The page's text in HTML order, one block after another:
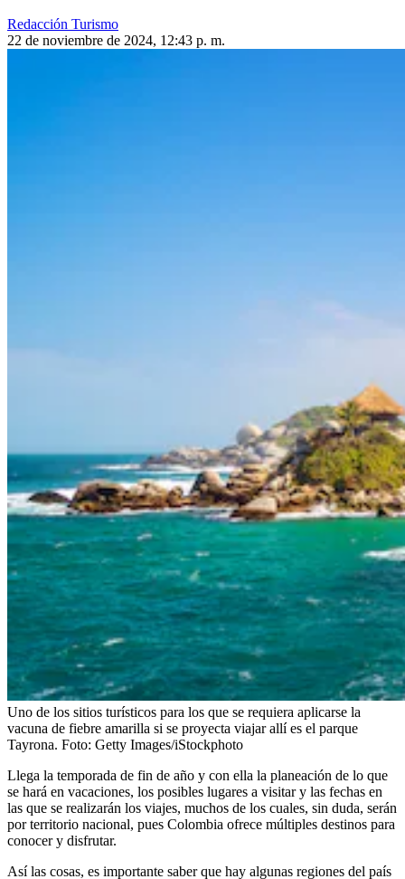
Redacción Turismo
22 de noviembre de 2024, 12:43 p. m.
Uno de los sitios turísticos para los que se requiera aplicarse la
vacuna de fiebre amarilla si se proyecta viajar allí es el parque
Tayrona. Foto: Getty Images/iStockphoto
Llega la temporada de fin de año y con ella la planeación de lo que
se hará en vacaciones, los posibles lugares a visitar y las fechas en
las que se realizarán los viajes, muchos de los cuales, sin duda, serán
por territorio nacional, pues Colombia ofrece múltiples destinos para
conocer y disfrutar.
Así las cosas, es importante saber que hay algunas regiones del país